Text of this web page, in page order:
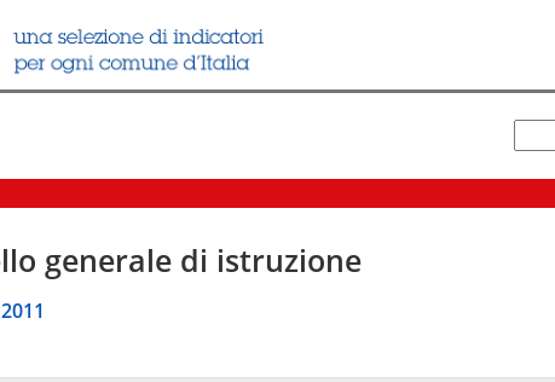
generale di istruzione